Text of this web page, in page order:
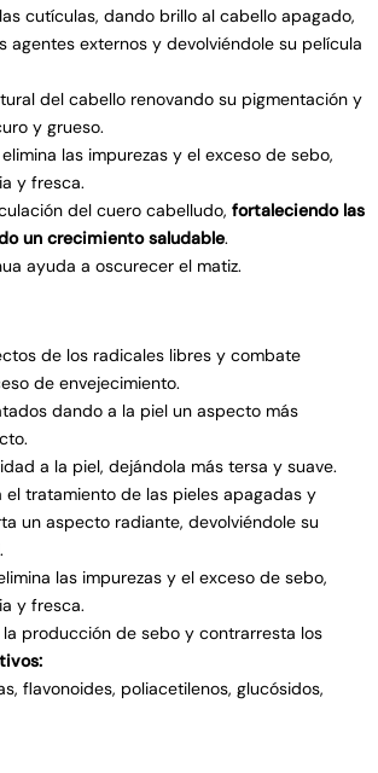
cutículas, dando brillo al cabello apagado,
agentes externos y devolviéndole su película
del cabello renovando su pigmentación y
y grueso.
elimina las impurezas y el exceso de sebo,
y fresca.
del cuero cabelludo, fortaleciendo las
un crecimiento saludable.
ayuda a oscurecer el matiz.
de los radicales libres y combate
de envejecimiento.
dando a la piel un aspecto más
a la piel, dejándola más tersa y suave.
el tratamiento de las pieles apagadas y
un aspecto radiante, devolviéndole su
las impurezas y el exceso de sebo,
y fresca.
la producción de sebo y contrarresta los
flavonoides, poliacetilenos, glucósidos,